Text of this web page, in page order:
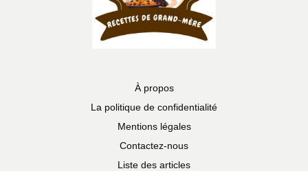
À propos
La politique de confidentialité
Mentions légales
Contactez-nous
Liste des articles